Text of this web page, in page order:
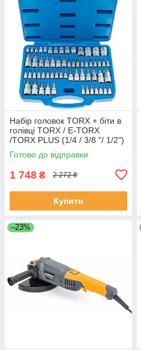
Набір головок TORX + біти в
голівці TORX / E-TORX
/TORX PLUS (1/4 / 3/8 "/ 1/2")
60 од. Vorfal V08065
Готово до відправки
1 748 ₴ 2 272 ₴
Купити
–23%